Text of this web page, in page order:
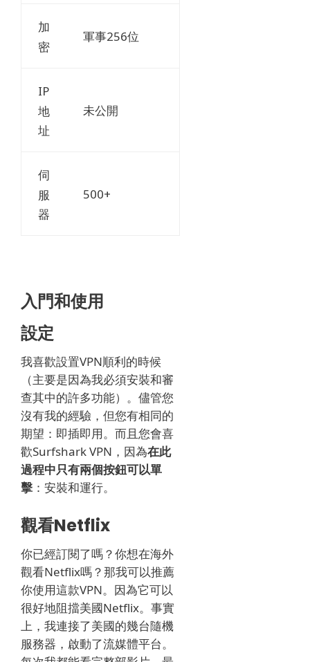
加
密
軍事256位
IP
地
址
未公開
伺
服
器
500+
入門和使用
設定
我喜歡設置VPN順利的時候
（主要是因為我必須安裝和審
查其中的許多功能）。 儘管您
沒有我的經驗，但您有相同的
期望：即插即用。 而且您會喜
歡Surfshark VPN，因為在此
過程中只有兩個按鈕可以單
擊 ：安裝和運行。
觀看Netflix
你已經訂閱了嗎？你想在海外
觀看Netflix嗎？那我可以推薦
你使用這款VPN。因為它可以
很好地阻擋美國Netflix。事實
上，我連接了美國的幾台隨機
服務器，啟動了流媒體平台。